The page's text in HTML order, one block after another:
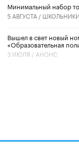
Минимальный набор
5 АВГУСТА / ШКОЛЬНИКИ
Вышел в свет новый
«Образовательная
3 ИЮЛЯ / АНОНС